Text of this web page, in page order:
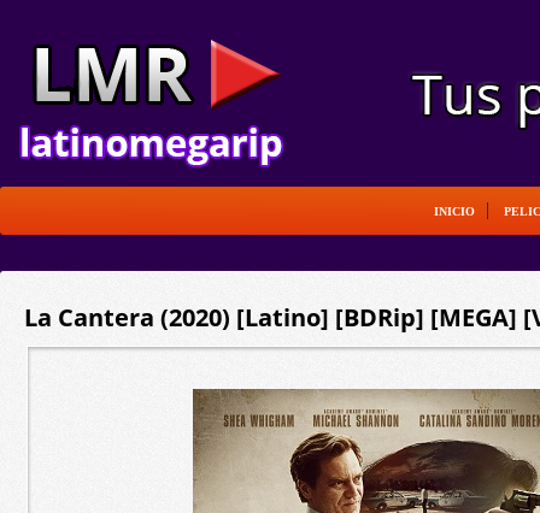
INICIO
La Cantera (2020) [Latino] [BDRip] [MEGA]